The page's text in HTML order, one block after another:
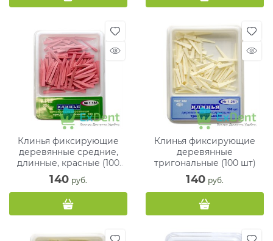
Клинья фиксирующие
деревянные средние,
длинные, красные (100
шт)
140 руб.
Клинья фиксирующие
деревянные
тригональные (100 шт)
140 руб.